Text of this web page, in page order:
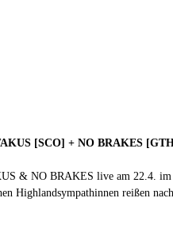
[SCO] + NO BRAKES
& NO BRAKES live am 22.4.
Highlandsympathinnen reißen